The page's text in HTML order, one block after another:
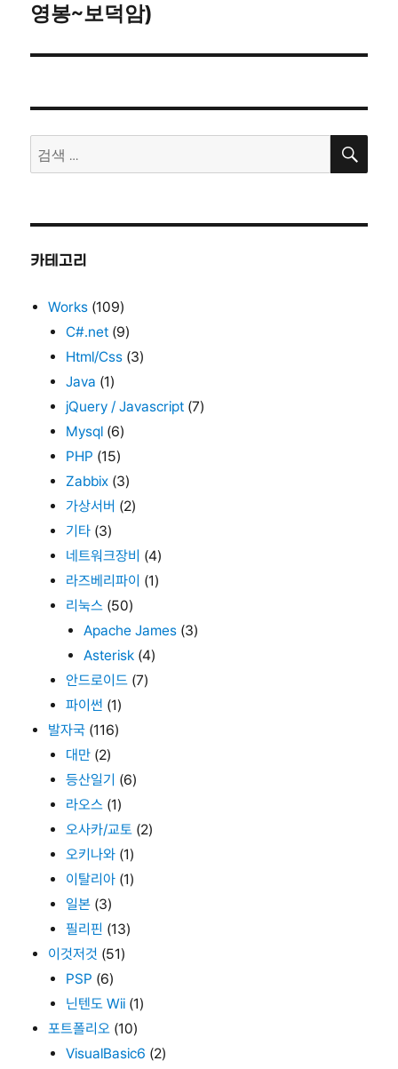
색
영봉~보덕암)
검
색:
검
카테고리
Works (109)
C#.net (9)
Html/Css (3)
Java (1)
jQuery / Javascript (7)
Mysql (6)
PHP (15)
Zabbix (3)
가상서버 (2)
기타 (3)
네트워크장비 (4)
라즈베리파이 (1)
리눅스 (50)
Apache James (3)
Asterisk (4)
안드로이드 (7)
파이썬 (1)
발자국 (116)
대만 (2)
등산일기 (6)
라오스 (1)
오사카/교토 (2)
오키나와 (1)
이탈리아 (1)
일본 (3)
필리핀 (13)
이것저것 (51)
PSP (6)
닌텐도 Wii (1)
포트폴리오 (10)
VisualBasic6 (2)